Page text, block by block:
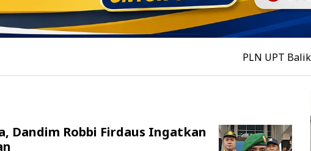
PLN UPT Balikpapan
Dandim Robbi Firdaus Ingatkan